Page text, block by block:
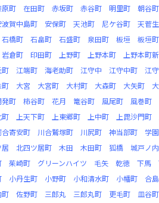
原町 在田町 赤坂町 赤谷町 明里町 朝谷町
波賀中島町 安保町 天池町 尼ケ谷町 天菅
石橋町 石畠町 石盛町 泉田町 板垣 板垣町
岩倉町 印田町 上野町 上野本町 上野本町新
町 江端町 海老助町 江守中 江守中町 江
町 大宮 大宮町 大村町 大森町 大矢町
発町 柿谷町 花月 篭谷町 風尾町 風巻町
町 上天下町 上東郷町 上中町 上毘沙門町
合寄安町 川合鷲塚町 川尻町 神当部町 学園
北四ツ居町 木田 木田町 狐橋 城戸ノ
茱崎町 グリーンハイツ 毛矢 乾徳 下馬
小丹生町 小野町 小和清水町 小幡町 合
町 佐野町 三郎丸 三郎丸町 更毛町 皿谷町